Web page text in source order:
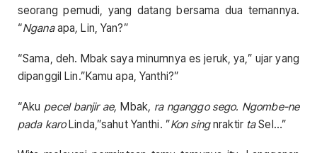
seorang pemudi, yang datang bersama dua temannya.
“Nganaapa, Lin, Yan?”
“Sama, deh. Mbak saya minumnya es jeruk, ya,” ujar yang
dipanggil Lin.”Kamu apa, Yanthi?”
“Aku pecel banjir ae,Mbak, ra nganggo sego. Ngombe-ne
pada karoLinda,”sahut Yanthi. ”Kon singnraktirtaSel…”